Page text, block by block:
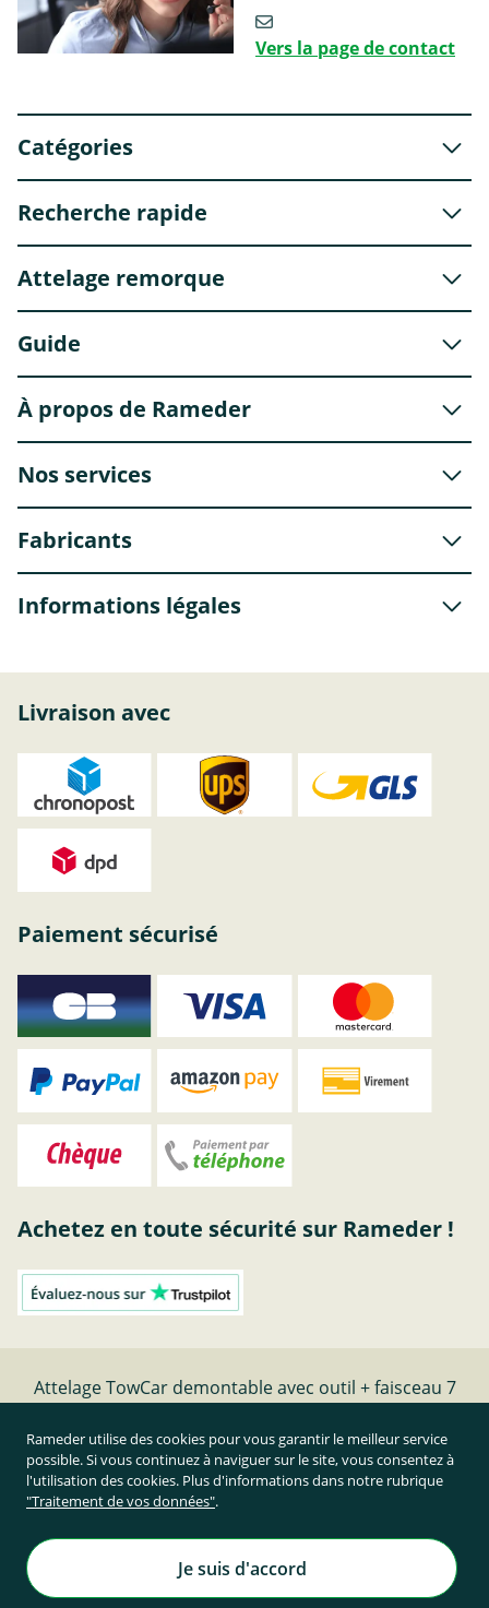
Vers la page de contact
Catégories
Recherche rapide
Attelage remorque
Guide
À propos de Rameder
Nos services
Fabricants
Informations légales
Livraison avec
Paiement sécurisé
Achetez en toute sécurité sur Rameder !
Attelage TowCar demontable avec outil + faisceau 7
Résilier le contrat
Prix TTC et hors frais de port
Rameder Attelage France
Tous droits réservés. | © Copyright 1995-2026
Rameder utilise des cookies pour vous garantir le meilleur service
possible. Si vous continuez à naviguer sur le site, vous consentez à
l'utilisation des cookies. Plus d'informations dans notre rubrique
"Traitement de vos données".
Je suis d'accord